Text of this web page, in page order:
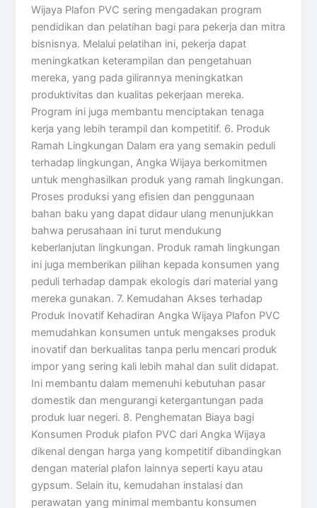
Wijaya Plafon PVC sering mengadakan program
pendidikan dan pelatihan bagi para pekerja dan mitra
bisnisnya. Melalui pelatihan ini, pekerja dapat
meningkatkan keterampilan dan pengetahuan
mereka, yang pada gilirannya meningkatkan
produktivitas dan kualitas pekerjaan mereka.
Program ini juga membantu menciptakan tenaga
kerja yang lebih terampil dan kompetitif. 6. Produk
Ramah Lingkungan Dalam era yang semakin peduli
terhadap lingkungan, Angka Wijaya berkomitmen
untuk menghasilkan produk yang ramah lingkungan.
Proses produksi yang efisien dan penggunaan
bahan baku yang dapat didaur ulang menunjukkan
bahwa perusahaan ini turut mendukung
keberlanjutan lingkungan. Produk ramah lingkungan
ini juga memberikan pilihan kepada konsumen yang
peduli terhadap dampak ekologis dari material yang
mereka gunakan. 7. Kemudahan Akses terhadap
Produk Inovatif Kehadiran Angka Wijaya Plafon PVC
memudahkan konsumen untuk mengakses produk
inovatif dan berkualitas tanpa perlu mencari produk
impor yang sering kali lebih mahal dan sulit didapat.
Ini membantu dalam memenuhi kebutuhan pasar
domestik dan mengurangi ketergantungan pada
produk luar negeri. 8. Penghematan Biaya bagi
Konsumen Produk plafon PVC dari Angka Wijaya
dikenal dengan harga yang kompetitif dibandingkan
dengan material plafon lainnya seperti kayu atau
gypsum. Selain itu, kemudahan instalasi dan
perawatan yang minimal membantu konsumen